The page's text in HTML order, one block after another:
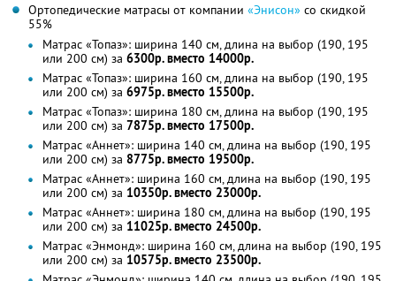
Ортопедические матрасы от компании «Энисон» со скидкой
55%
Матрас «Топаз»: ширина 140 см, длина на выбор (190, 195
или 200 см) за 6300р. вместо 14000р.
Матрас «Топаз»: ширина 160 см, длина на выбор (190, 195
или 200 см) за 6975р. вместо 15500р.
Матрас «Топаз»: ширина 180 см, длина на выбор (190, 195
или 200 см) за 7875р. вместо 17500р.
Матрас «Аннет»: ширина 140 см, длина на выбор (190, 195
или 200 см) за 8775р. вместо 19500р.
Матрас «Аннет»: ширина 160 см, длина на выбор (190, 195
или 200 см) за 10350р. вместо 23000р.
Матрас «Аннет»: ширина 180 см, длина на выбор (190, 195
или 200 см) за 11025р. вместо 24500р.
Матрас «Энмонд»: ширина 160 см, длина на выбор (190, 195
или 200 см) за 10575р. вместо 23500р.